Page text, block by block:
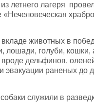
летнего лагеря
животных в
лошади, голуби, кошки,
дельфинов,
эвакуации раненых до
служили в